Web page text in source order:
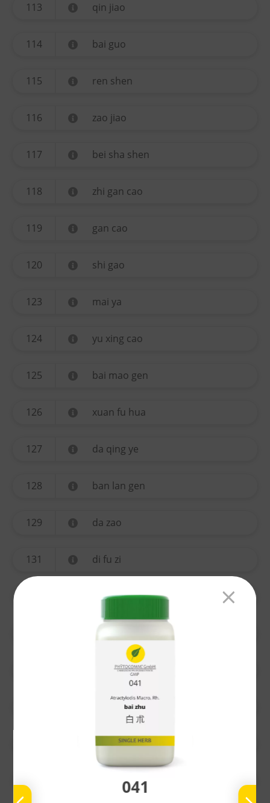
041
113 qin jiao
114 bai guo
115 ren shen
116 zao jiao
117 bei sha shen
118 zhi gan cao
119 gan cao
120 shi gao
123 mai ya
124 yu xing cao
125 bai mao gen
126 xuan fu hua
127 da qing ye
128 ban lan gen
129 da zao
131 di fu zi
yi mu cao
ting li zi
chuan xiong
gao ben
nu zhen zi